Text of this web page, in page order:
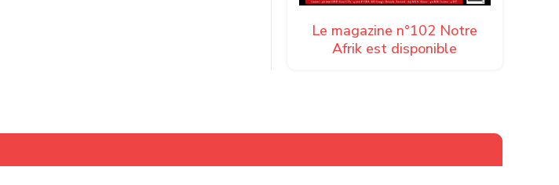
Le magazine n°102 Notre
Afrik est disponible